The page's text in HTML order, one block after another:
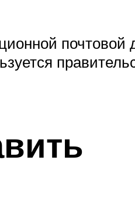
почтовой